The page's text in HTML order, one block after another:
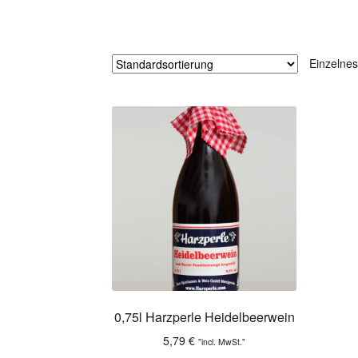
0,75l Harzperle Heidelbeerwein
5,79€ "incl. MwSt."